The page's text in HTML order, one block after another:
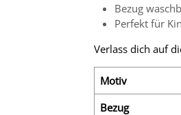
Bezug
Perfekt für
Verlass dich auf
Motiv
Bezug